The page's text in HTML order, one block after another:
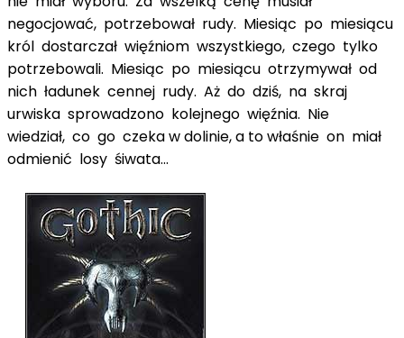
negocjować, potrzebował rudy. Miesiąc po miesiącu
król dostarczał więźniom wszystkiego, czego tylko
potrzebowali. Miesiąc po miesiącu otrzymywał od
nich ładunek cennej rudy. Aż do dziś, na skraj
urwiska sprowadzono kolejnego więźnia. Nie
wiedział, co go czeka w dolinie, a to właśnie on miał
odmienić losy śiwata...